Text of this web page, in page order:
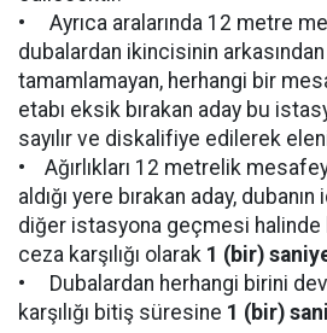
• Ayrıca aralarında 12 metre
dubalardan ikincisinin
tamamlamayan, herhangi bir
etabı eksik bırakan aday bu
sayılır ve diskalifiye edilerek
• Ağırlıkları 12 metrelik
aldığı yere bırakan aday,
diğer istasyona geçmesi
ceza karşılığı olarak 1 (bir)
• Dubalardan herhangi birini
karşılığı bitiş süresine 1 (bir)